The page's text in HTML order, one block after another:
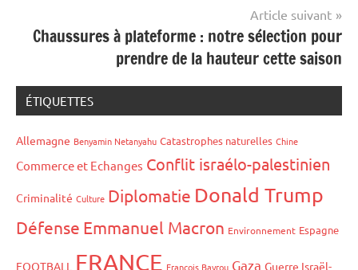
Article suivant
Chaussures à plateforme : notre sélection pour
prendre de la hauteur cette saison
ÉTIQUETTES
Allemagne Benyamin Netanyahu Catastrophes naturelles Chine
Commerce et Echanges Conflit israélo-palestinien
Criminalité Culture Diplomatie Donald Trump
Défense Emmanuel Macron Environnement Espagne
FOOTBALL FRANCE François Bayrou Gaza Guerre Israël-